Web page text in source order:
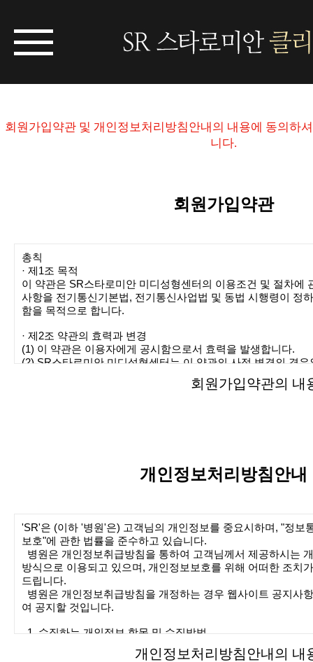
회원가입약관 및 개인정보처리방침안내의 내용에 동의하
니다.
회원가입약관
회원가입약관의 내
개인정보처리방침안내
개인정보처리방침안내의 내